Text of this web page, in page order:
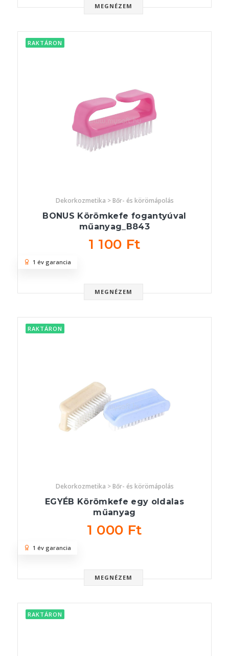
MEGNÉZEM
RAKTÁRON
Dekorkozmetika > Bőr- és körömápolás
BONUS Körömkefe fogantyúval
műanyag_B843
1 100 Ft
MEGNÉZEM
1 év garancia
RAKTÁRON
Dekorkozmetika > Bőr- és körömápolás
EGYÉB Körömkefe egy oldalas
műanyag
1 000 Ft
MEGNÉZEM
1 év garancia
RAKTÁRON